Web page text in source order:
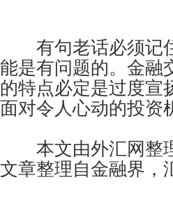
有句老话必须记
能是有问题的。金融
的特点必定是过度宣
面对令人心动的投资
本文由外汇网整理
文章整理自金融界，